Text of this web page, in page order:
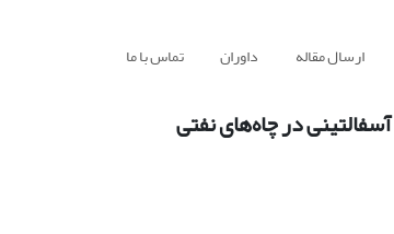
ارسال مقاله داوران تماس با ما
در چاه‌های نفتی